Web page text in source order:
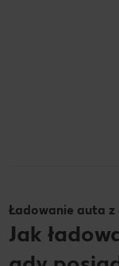
Ładowanie auta
Jak